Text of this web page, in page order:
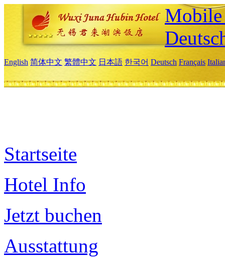
English 简体中文 繁體中文 日本語 한국어 Deutsch Français
Startseite
Hotel Info
Jetzt buchen
Ausstattung